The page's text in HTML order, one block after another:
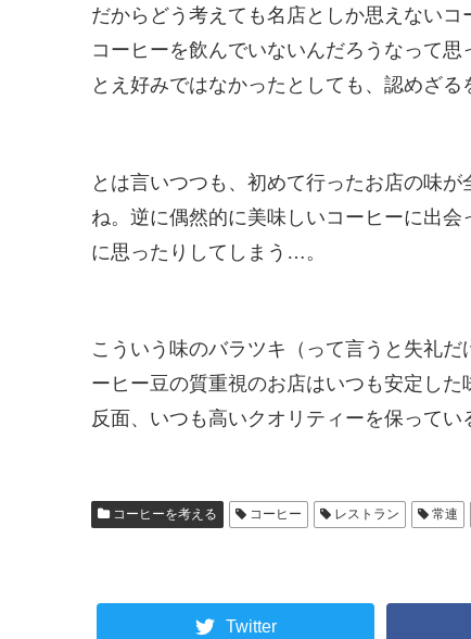
だからどう考えても名店としか思えない
コーヒーを飲んでいないんだろうなって
とえ好みではなかったとしても、認めざる
とは言いつつも、初めて行ったお店の味
ね。逆に偶然的に美味しいコーヒーに出
に思ったりしてしまう…。
こういう味のバラツキ（って言うと失礼
ーヒー豆の質重視のお店はいつも安定し
反面、いつも高いクオリティーを保ってい
コーヒーを考える コーヒー レストラン 常連
Twitter